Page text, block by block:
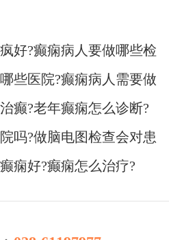
好?癫痫病人要做哪些检
些医院?癫痫病人需要做
癫?老年癫痫怎么诊断?
吗?做脑电图检查会对患
痫好?癫痫怎么治疗?